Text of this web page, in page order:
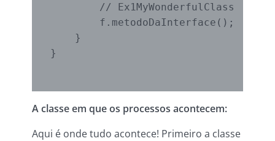
        // Ex1MyWonderfulClass
        f.metodoDaInterface();
    }
}
A classe em que os processos acontecem:
Aqui é onde tudo acontece! Primeiro a classe